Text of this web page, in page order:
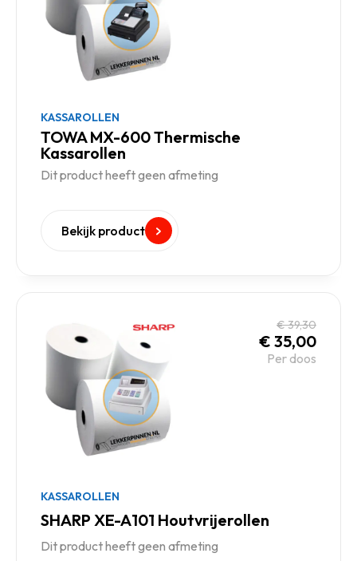
KASSAROLLEN
TOWA MX-600 Thermische
Kassarollen
Dit product heeft geen afmeting
Bekijk product
€39,30
€ 35,00
Per doos
KASSAROLLEN
SHARP XE-A101 Houtvrijerollen
Dit product heeft geen afmeting